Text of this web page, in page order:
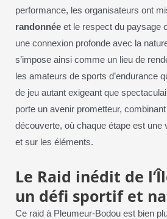
performance, les organisateurs ont
randonnéeet le respect du paysage
une connexion profonde avec la
s’impose ainsi comme un lieu de
les amateurs de sports d’endurance
de jeu autant exigeant que
porte un avenir prometteur,
découverte, où chaque étape est une
et sur les éléments.
Le Raid inédit de
un défi sportif et
Ce raid à Pleumeur-Bodou est bien